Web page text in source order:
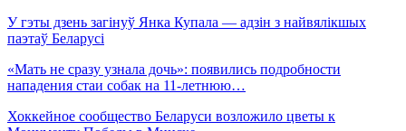
У гэты дзень загінуў Янка Купала — адзін з найвялікшых
паэтаў Беларусі
«Мать не сразу узнала дочь»: появились подробности
нападения стаи собак на 11-летнюю…
Хоккейное сообщество Беларуси возложило цветы к